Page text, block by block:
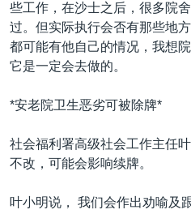
些工作，在沙士之后，很多院
过。但实际执行会否有那些地
都可能有他自己的情况，我想
它是一定会去做的。
*安老院卫生恶劣可被除牌*
社会福利署高级社会工作主任
不改，可能会影响续牌。
叶小明说， 我们会作出劝喻及